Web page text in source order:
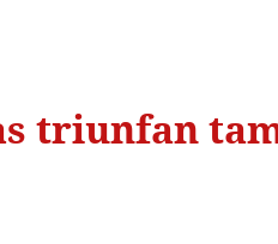
triunfan